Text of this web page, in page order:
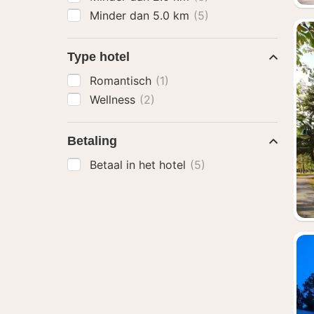
Minder dan 5.0 km (5)
Type hotel
Romantisch (1)
Wellness (2)
Betaling
Betaal in het hotel (5)